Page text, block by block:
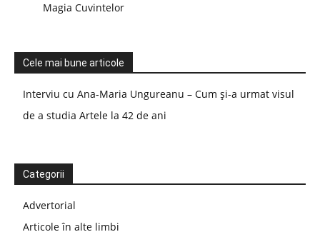
Magia Cuvintelor
Cele mai bune articole
Interviu cu Ana-Maria Ungureanu – Cum și-a urmat visul
de a studia Artele la 42 de ani
Categorii
Advertorial
Articole în alte limbi